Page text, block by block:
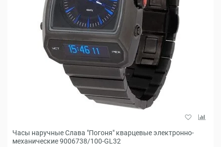
Часы наручные Слава "Погоня" кварцевые электронно-
механические 9006738/100-GL32